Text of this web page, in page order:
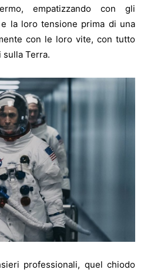
empatizzando con gli
la loro tensione prima di una
con le loro vite, con tutto
sulla Terra.
professionali, quel chiodo